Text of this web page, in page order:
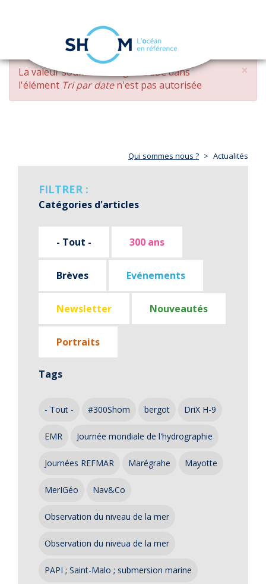
Aller
contenu
principal
navigation
×
MESSAGE
D'ERREUR
La valeur soumise changed DESCdans
l'élément Tri par daten'est pas autorisée
Qui sommes nous ? Actualités
FILTRER :
Catégories d'articles
- Tout - 300 ans
Brèves Evénements
Newsletter Nouveautés
Portraits
Tags
- Tout - #300Shom bergot DriX H-9
EMR Journée mondiale de l'hydrographie
Journées REFMAR Marégrahe Mayotte
MerIGéo Nav&Co
Observation du niveau de la mer
Observation du niveua de la mer
PAPI ; Saint-Malo ; submersion marine